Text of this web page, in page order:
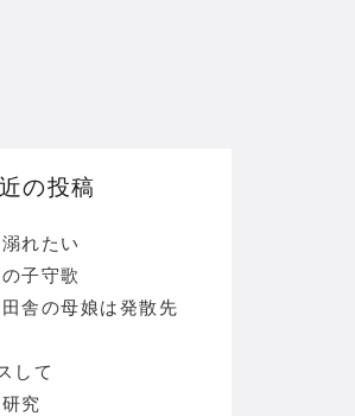
の投稿
れたい
子守歌
舎の母娘は発散先
して
究